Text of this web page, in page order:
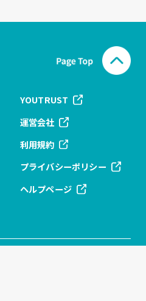
YOUTRUST
運営会社
利用規約
プライバシーポリシー
ヘルプページ